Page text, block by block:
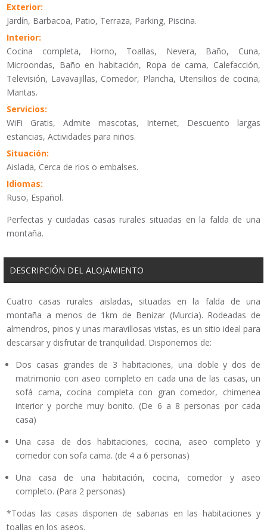
Exterior:
Jardín, Barbacoa, Patio, Terraza, Parking, Piscina.
Interior:
Cocina completa, Horno, Toallas, Nevera, Baño, Cuna,
Microondas, Baño en habitación, Ropa de cama, Calefacción,
Televisión, Lavavajillas, Comedor, Plancha, Utensilios de cocina,
Mantas.
Servicios:
WiFi Gratis, Admite mascotas, Internet, Descuento largas
estancias, Actividades para niños.
Situación:
Aislada, Cerca de rios o embalses.
Idiomas:
Ruso, Español.
Perfectas y cuidadas casas rurales situadas en la falda de una
montaña.
DESCRIPCIÓN DEL ALOJAMIENTO
Cuatro casas rurales aisladas, situadas en la falda de una
montaña a menos de 1km de Benizar (Murcia). Rodeadas de
almendros, pinos y unas maravillosas vistas, es un sitio ideal para
descarsar y disfrutar de tranquilidad. Disponemos de:
Dos casas grandes de 3 habitaciones, una doble y dos de
matrimonio con aseo completo en cada una de las casas, un
sofá cama, cocina completa con gran comedor, chimenea
interior y porche muy bonito. (De 6 a 8 personas por cada
casa)
Una casa de dos habitaciones, cocina, aseo completo y
comedor con sofa cama. (de 4 a 6 personas)
Una casa de una habitación, cocina, comedor y aseo
completo. (Para 2 personas)
*Todas las casas disponen de sabanas en las habitaciones y
toallas en los aseos.